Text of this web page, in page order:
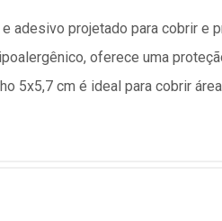
adesivo projetado para cobrir e
oferece uma
5x5,7 cm é ideal para cobrir